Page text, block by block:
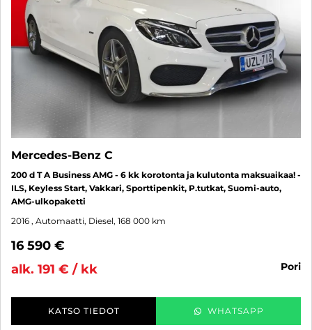
Mercedes-Benz C
200 d T A Business AMG - 6 kk korotonta ja kulutonta maksuaikaa! -
ILS, Keyless Start, Vakkari, Sporttipenkit, P.tutkat, Suomi-auto,
AMG-ulkopaketti
2016 , Automaatti, Diesel, 168 000 km
16 590 €
alk. 191 € / kk
pori
KATSO TIEDOT WHATSAPP